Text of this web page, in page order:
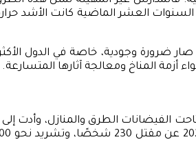
العشر الماضية كانت الأشد
صار ضرورة وجودية، خاصة في الدول
الفيضانات الطرق والمنازل،